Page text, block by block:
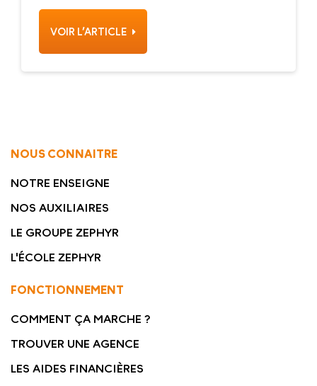
VOIR L’ARTICLE
NOUS CONNAITRE
NOTRE ENSEIGNE
NOS AUXILIAIRES
LE GROUPE ZEPHYR
L'ÉCOLE ZEPHYR
FONCTIONNEMENT
COMMENT ÇA MARCHE ?
TROUVER UNE AGENCE
LES AIDES FINANCIÈRES